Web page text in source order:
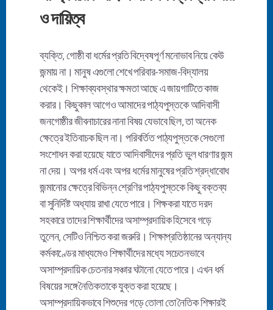
ও দায়িত্ব
ব্যক্তি, গোষ্ঠী বা ধর্মের প্রতি বিদ্বেষপূর্ণ মনোভাব নিয়ে কেউ
জন্মায় না। মানুষ এগুলো শেখে পরিবার-সমাজ-বিদ্যালয়
থেকেই। শিক্ষাব্যবস্থার ক্ষমতা আছে এ জায়গাটিতে কাজ
করার। কিছুকাল আগেও আমাদের পাঠ্যপুস্তকে আদিবাসী
জনগোষ্ঠীর জীবনাচারের নানা বিষয় যেভাবে ছিল, তা অনেক
ক্ষেত্রে ইতিবাচক ছিল না। পরিবর্তিত পাঠ্যপুস্তকে সেগুলো
সংশোধন করা হয়েছে যাতে আদিবাসীদের প্রতি ভুল ধারণার জন্ম
না দেয়। অপর ধর্ম এবং অপর ধর্মের মানুষের প্রতি শ্রদ্ধাবোধ
জন্মানোর ক্ষেত্রে বিভিন্ন শ্রেণির পাঠ্যপুস্তকে কিছু বক্তব্য
বা সুনির্দিষ্ট অধ্যায় রাখা যেতে পারে। শিক্ষকরা যাতে দরদ
সহকারে তাদের শিক্ষার্থীদের অসাম্প্রদায়িক হিসেবে গড়ে
তুলেন, সেটিও নিশ্চিত করা জরুরি। শিক্ষাপ্রতিষ্ঠানের অন্যান্য
কর্মকাণ্ডের মাধ্যমেও শিক্ষার্থীদের মধ্যে সচেতনভাবে
অসাম্প্রদায়িক চেতনার সঞ্চার ঘটানো যেতে পারে। এখন ধর্ম
বিষয়ের সঙ্গে নৈতিকতাকে যুক্ত করা হয়েছে।
অসাম্প্রদায়িকভাবে শিশুদের গড়ে তোলা তো নৈতিক শিক্ষারই